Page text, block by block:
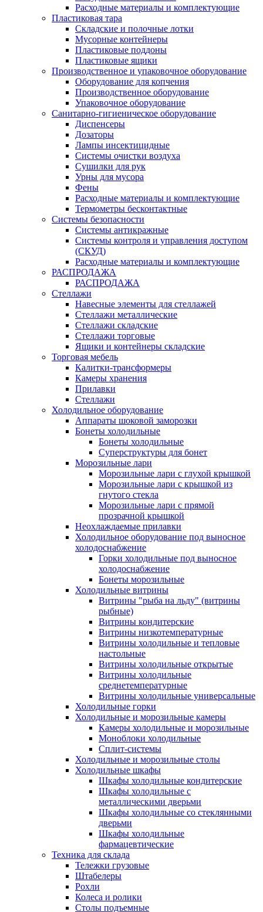
Расходные материалы и комплектующие
Пластиковая тара
Складские и полочные лотки
Мусорные контейнеры
Пластиковые поддоны
Пластиковые ящики
Производственное и упаковочное оборудование
Оборудование для копчения
Производственное оборудование
Упаковочное оборудование
Санитарно-гигиеническое оборудование
Диспенсеры
Дозаторы
Лампы инсектицидные
Системы очистки воздуха
Сушилки для рук
Урны для мусора
Фены
Расходные материалы и комплектующие
Термометры бесконтактные
Системы безопасности
Системы антикражные
Системы контроля и управления доступом
(СКУД)
Расходные материалы и комплектующие
РАСПРОДАЖА
РАСПРОДАЖА
Стеллажи
Навесные элементы для стеллажей
Стеллажи металлические
Стеллажи складские
Стеллажи торговые
Ящики и контейнеры складские
Торговая мебель
Калитки-трансформеры
Камеры хранения
Прилавки
Стеллажи
Холодильное оборудование
Аппараты шоковой заморозки
Бонеты холодильные
Бонеты холодильные
Суперструктуры для бонет
Морозильные лари
Морозильные лари с глухой крышкой
Морозильные лари с крышкой из
гнутого стекла
Морозильные лари с прямой
прозрачной крышкой
Неохлаждаемые прилавки
Холодильное оборудование под выносное
холодоснабжение
Горки холодильные под выносное
холодоснабжение
Бонеты морозильные
Холодильные витрины
Витрины "рыба на льду" (витрины
рыбные)
Витрины кондитерские
Витрины низкотемпературные
Витрины холодильные и тепловые
настольные
Витрины холодильные открытые
Витрины холодильные
среднетемпературные
Витрины холодильные универсальные
Холодильные горки
Холодильные и морозильные камеры
Камеры холодильные и морозильные
Моноблоки холодильные
Сплит-системы
Холодильные и морозильные столы
Холодильные шкафы
Шкафы холодильные кондитерские
Шкафы холодильные с
металлическими дверьми
Шкафы холодильные со стеклянными
дверьми
Шкафы холодильные
фармацевтические
Техника для склада
Тележки грузовые
Штабелеры
Рохли
Колеса и ролики
Столы подъемные